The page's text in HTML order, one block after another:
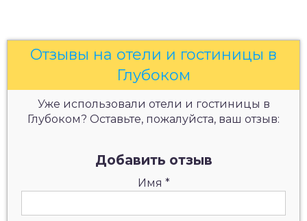
Отзывы на отели и гостиницы в
Глубоком
Уже использовали отели и гостиницы в
Глубоком? Оставьте, пожалуйста, ваш отзыв:
Добавить отзыв
Имя *